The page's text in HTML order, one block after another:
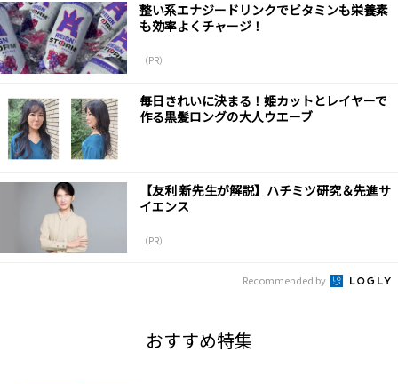
整い系エナジードリンクでビタミンも栄養素
も効率よくチャージ！
（PR）
毎日きれいに決まる！姫カットとレイヤーで
作る黒髪ロングの大人ウエーブ
【友利 新先生が解説】ハチミツ研究＆先進サ
イエンス
（PR）
Recommended by
おすすめ特集